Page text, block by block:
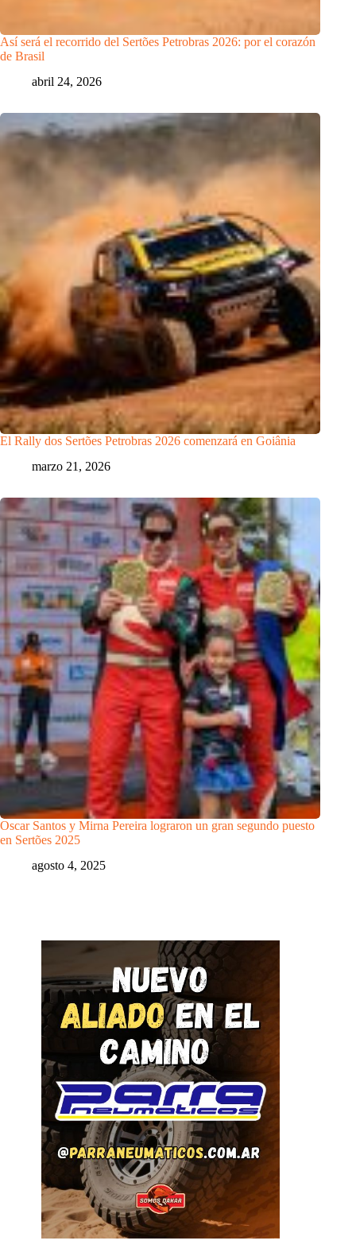
Así será el recorrido del Sertões Petrobras 2026: por el corazón
de Brasil
abril 24, 2026
El Rally dos Sertões Petrobras 2026 comenzará en Goiânia
marzo 21, 2026
Oscar Santos y Mirna Pereira lograron un gran segundo puesto
en Sertões 2025
agosto 4, 2025